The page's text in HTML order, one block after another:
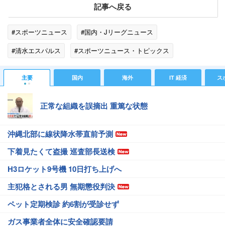
記事へ戻る
#スポーツニュース
#国内・Jリーグニュース
#清水エスパルス
#スポーツニュース・トピックス
主要 国内 海外 IT 経済 ス
正常な組織を誤摘出 重篤な状態
沖縄北部に線状降水帯直前予測
下着見たくて盗撮 巡査部長送検
H3ロケット9号機 10日打ち上げへ
主犯格とされる男 無期懲役判決
ペット定期検診 約6割が受診せず
ガス事業者全体に安全確認要請